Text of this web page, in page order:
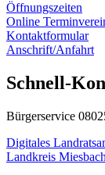
Öffnungszeiten
Online
Kontaktformular
Anschrift/Anfahrt
Schnell-
Bürgerservice
Digitales
Landkreis